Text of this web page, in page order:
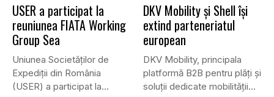
USER a participat la
reuniunea FIATA Working
Group Sea
Uniunea Societăților de
Expediții din România
(USER) a participat la
DKV Mobility și Shell își
extind parteneriatul
european
DKV Mobility, principala
platformă B2B pentru plăți și
soluții dedicate mobilității